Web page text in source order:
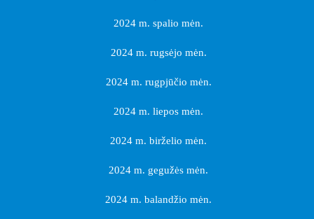
2024 m. spalio mėn.
2024 m. rugsėjo mėn.
2024 m. rugpjūčio mėn.
2024 m. liepos mėn.
2024 m. birželio mėn.
2024 m. gegužės mėn.
2024 m. balandžio mėn.